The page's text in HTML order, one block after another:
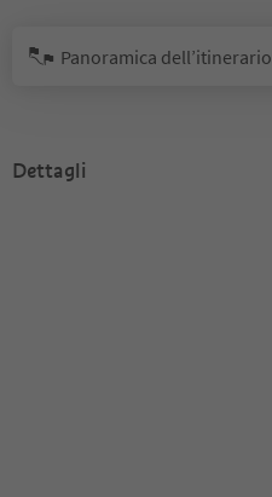
Panoramica dell’itinerario
Dettagli